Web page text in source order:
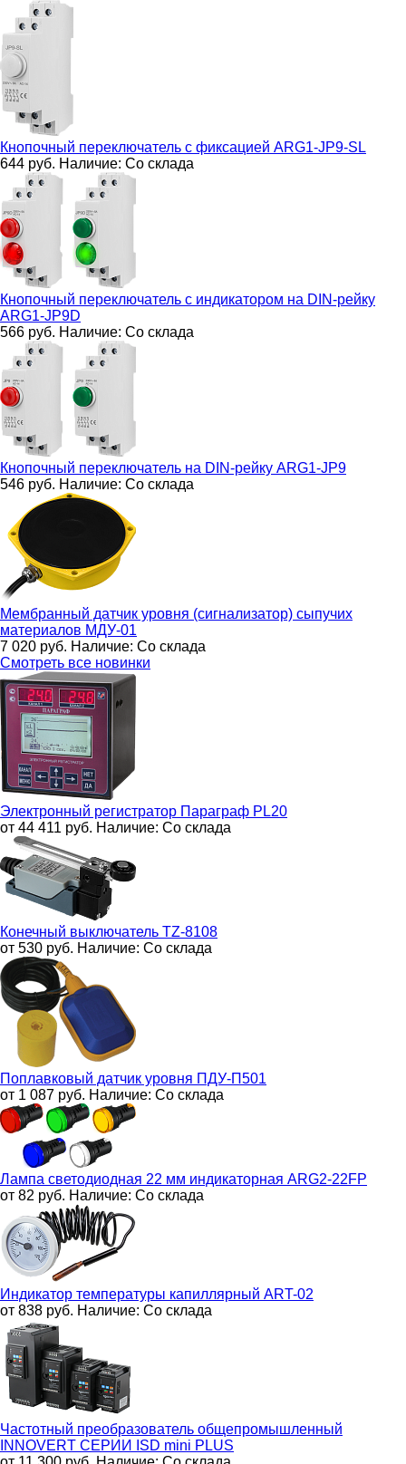
Кнопочный переключатель с фиксацией ARG1-JP9-SL
644 руб. Наличие: Со склада
Кнопочный переключатель с индикатором на DIN-рейку
ARG1-JP9D
566 руб. Наличие: Со склада
Кнопочный переключатель на DIN-рейку ARG1-JP9
546 руб. Наличие: Со склада
Мембранный датчик уровня (сигнализатор) сыпучих
материалов МДУ-01
7 020 руб. Наличие: Со склада
Смотреть все новинки
Электронный регистратор Параграф PL20
от 44 411 руб. Наличие: Со склада
Конечный выключатель TZ-8108
от 530 руб. Наличие: Со склада
Поплавковый датчик уровня ПДУ-П501
от 1 087 руб. Наличие: Со склада
Лампа светодиодная 22 мм индикаторная ARG2-22FP
от 82 руб. Наличие: Со склада
Индикатор температуры капиллярный ART-02
от 838 руб. Наличие: Со склада
Частотный преобразователь общепромышленный
INNOVERT СЕРИИ ISD mini PLUS